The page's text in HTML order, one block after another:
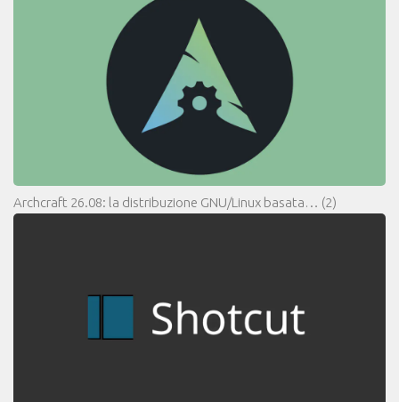
Archcraft 26.08: la distribuzione GNU/Linux basata… (2)